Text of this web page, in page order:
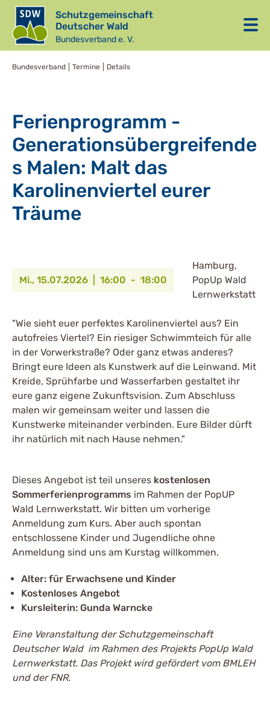
Schutzgemeinschaft
Deutscher Wald
Bundesverband e. V.
Bundesverband Termine Details
Ferienprogramm -
Generationsübergreifende
s Malen: Malt das
Karolinenviertel eurer
Träume
Mi., 15.07.2026 | 16:00 - 18:00
Hamburg,
PopUp Wald
Lernwerkstatt
"Wie sieht euer perfektes Karolinenviertel aus? Ein
autofreies Viertel? Ein riesiger Schwimmteich für alle
in der Vorwerkstraße? Oder ganz etwas anderes?
Bringt eure Ideen als Kunstwerk auf die Leinwand. Mit
Kreide, Sprühfarbe und Wasserfarben gestaltet ihr
eure ganz eigene Zukunftsvision. Zum Abschluss
malen wir gemeinsam weiter und lassen die
Kunstwerke miteinander verbinden. Eure Bilder dürft
ihr natürlich mit nach Hause nehmen."
Dieses Angebot ist teil unseres kostenlosen
Sommerferienprogramms im Rahmen der PopUP
Wald Lernwerkstatt. Wir bitten um vorherige
Anmeldung zum Kurs. Aber auch spontan
entschlossene Kinder und Jugendliche ohne
Anmeldung sind uns am Kurstag willkommen.
Alter: für Erwachsene und Kinder
Kostenloses Angebot
Kursleiterin: Gunda Warncke
Eine Veranstaltung der Schutzgemeinschaft
Deutscher Wald im Rahmen des Projekts PopUp Wald
Lernwerkstatt. Das Projekt wird gefördert vom BMLEH
und der FNR.